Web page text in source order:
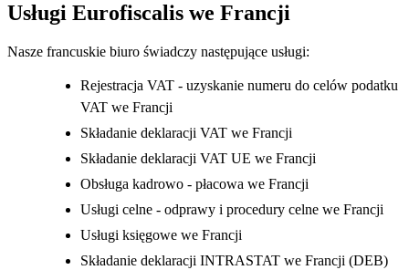
Usługi Eurofiscalis we Francji
Nasze francuskie biuro świadczy następujące usługi:
Rejestracja VAT - uzyskanie numeru do celów podatku
VAT we Francji
Składanie deklaracji VAT we Francji
Składanie deklaracji VAT UE we Francji
Obsługa kadrowo - płacowa we Francji
Usługi celne - odprawy i procedury celne we Francji
Usługi księgowe we Francji
Składanie deklaracji INTRASTAT we Francji (DEB)